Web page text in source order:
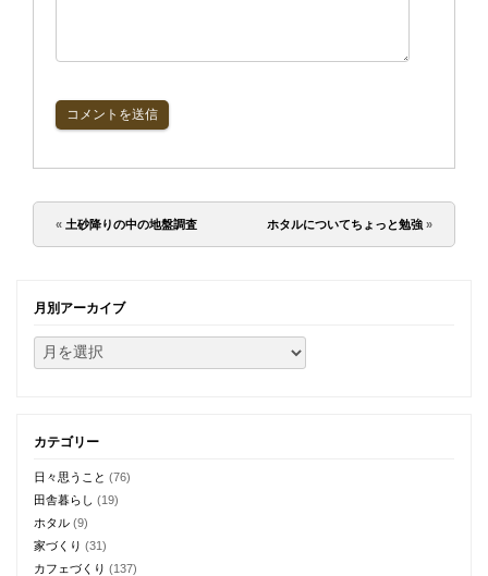
« 土砂降りの中の地盤調査 ホタルについてちょっと勉強 »
月別アーカイブ
カテゴリー
日々思うこと (76)
田舎暮らし (19)
ホタル (9)
家づくり (31)
カフェづくり (137)